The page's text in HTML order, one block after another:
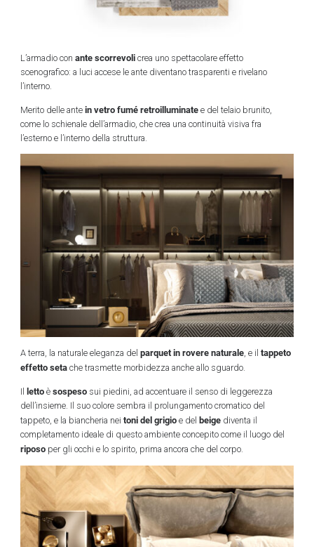
L’armadio con ante scorrevolicrea uno spettacolare effetto
scenografico: a luci accese le ante diventano trasparenti e rivelano
l’interno.
Merito delle ante in vetro fumé retroilluminatee del telaio brunito,
come lo schienale dell’armadio, che crea una continuità visiva fra
l’esterno e l’interno della struttura.
A terra, la naturale eleganza del parquet in rovere naturale, e il tappeto
effetto setache trasmette morbidezza anche allo sguardo.
Il lettoè sospesosui piedini, ad accentuare il senso di leggerezza
dell’insieme. Il suo colore sembra il prolungamento cromatico del
tappeto, e la biancheria nei toni del grigioe del beigediventa il
completamento ideale di questo ambiente concepito come il luogo del
riposoper gli occhi e lo spirito, prima ancora che del corpo.